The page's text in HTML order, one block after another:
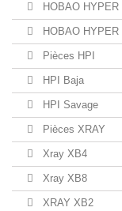
HOBAO HYPER
HOBAO HYPER
Pièces HPI
HPI Baja
HPI Savage
Pièces XRAY
Xray XB4
Xray XB8
XRAY XB2